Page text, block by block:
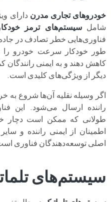
خودروهای تجاری مدرن دارای
شاملسیستم‌های ترمز خودکا
فناوری‌هایی خطر تصادف در
طور خودکار سرعت خودرو
کاهش دهند و به ایمنی
دیگر از ویژگی‌های کلیدی است.
اگر وسیله نقلیه آن‌ها شروع به
راننده ارسال می‌شود. این
طولانی که ممکن است دچار
اطمینان از ایمنی راننده و
اصلی توسعه‌دهندگان فناوری
سیستم‌های